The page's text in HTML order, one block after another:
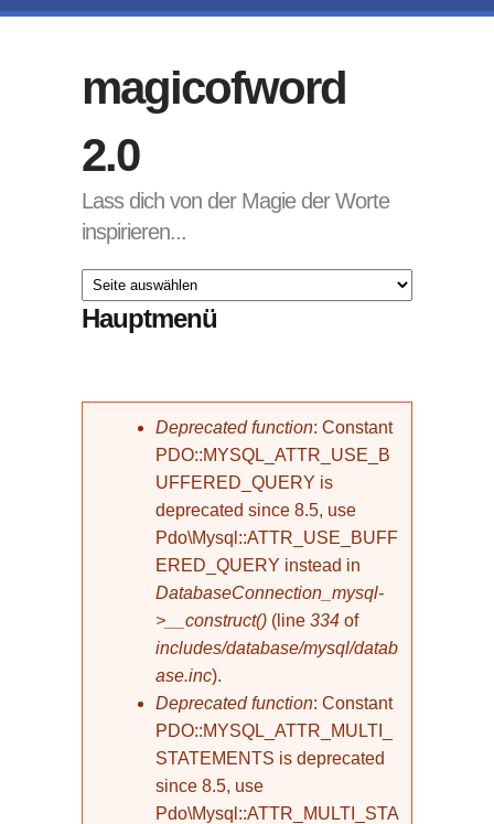
magicofword
2.0
Lass dich von der Magie der Worte
inspirieren...
Hauptmenü
Fehlermeldung
Deprecated function: Constant
PDO::MYSQL_ATTR_USE_B
UFFERED_QUERY is
deprecated since 8.5, use
Pdo\Mysql::ATTR_USE_BUFF
ERED_QUERY instead in
DatabaseConnection_mysql-
>__construct() (line 334 of
includes/database/mysql/datab
ase.inc).
Deprecated function: Constant
PDO::MYSQL_ATTR_MULTI_
STATEMENTS is deprecated
since 8.5, use
Pdo\Mysql::ATTR_MULTI_STA